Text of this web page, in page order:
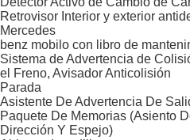
Retrovisor Interior y exterior
Mercedes
benz mobilo con libro de
Sistema de Advertencia de
el Freno, Avisador Anticolisión
Parada
Asistente De Advertencia De
Paquete De Memorias (Asiento
Dirección Y Espejo)